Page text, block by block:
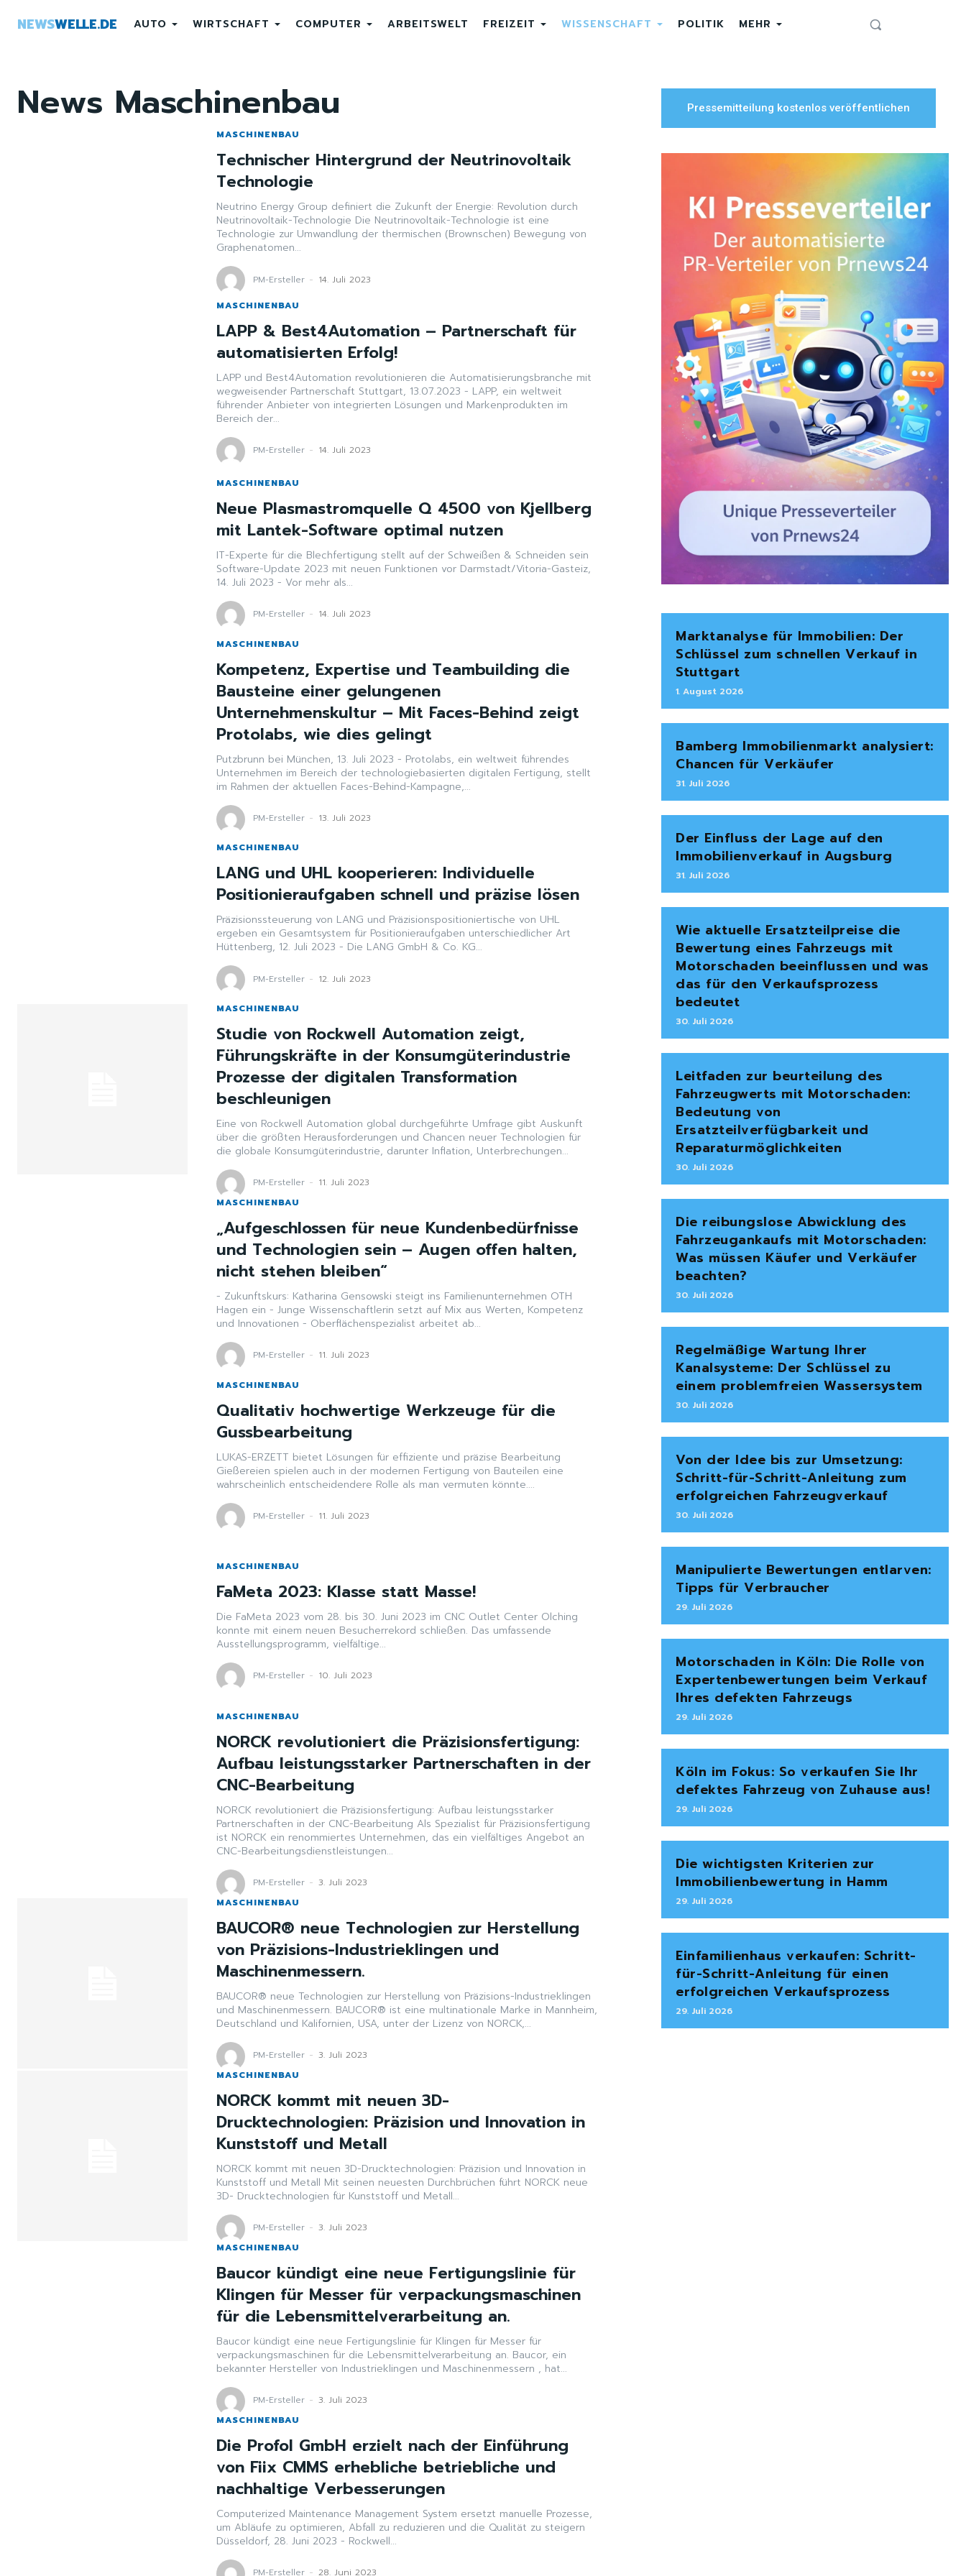
NEWSWELLE.DE AUTO WIRTSCHAFT COMPUTER ARBEITSWELT FREIZEIT WISSENSCHAFT POLITIK MEHR
News Maschinenbau
MASCHINENBAU
Technischer Hintergrund der Neutrinovoltaik
Technologie
Neutrino Energy Group definiert die Zukunft der Energie: Revolution durch
Neutrinovoltaik-Technologie Die Neutrinovoltaik-Technologie ist eine
Technologie zur Umwandlung der thermischen (Brownschen) Bewegung von
Graphenatomen...
PM-Ersteller - 14. Juli 2023
MASCHINENBAU
LAPP & Best4Automation – Partnerschaft für
automatisierten Erfolg!
LAPP und Best4Automation revolutionieren die Automatisierungsbranche mit
wegweisender Partnerschaft Stuttgart, 13.07.2023 - LAPP, ein weltweit
führender Anbieter von integrierten Lösungen und Markenprodukten im
Bereich der...
PM-Ersteller - 14. Juli 2023
MASCHINENBAU
Neue Plasmastromquelle Q 4500 von Kjellberg
mit Lantek-Software optimal nutzen
IT-Experte für die Blechfertigung stellt auf der Schweißen & Schneiden sein
Software-Update 2023 mit neuen Funktionen vor Darmstadt/Vitoria-Gasteiz,
14. Juli 2023 - Vor mehr als...
PM-Ersteller - 14. Juli 2023
MASCHINENBAU
Kompetenz, Expertise und Teambuilding die
Bausteine einer gelungenen
Unternehmenskultur – Mit Faces-Behind zeigt
Protolabs, wie dies gelingt
Putzbrunn bei München, 13. Juli 2023 - Protolabs, ein weltweit führendes
Unternehmen im Bereich der technologiebasierten digitalen Fertigung, stellt
im Rahmen der aktuellen Faces-Behind-Kampagne,...
PM-Ersteller - 13. Juli 2023
MASCHINENBAU
LANG und UHL kooperieren: Individuelle
Positionieraufgaben schnell und präzise lösen
Präzisionssteuerung von LANG und Präzisionspositioniertische von UHL
ergeben ein Gesamtsystem für Positionieraufgaben unterschiedlicher Art
Hüttenberg, 12. Juli 2023 - Die LANG GmbH & Co. KG...
PM-Ersteller - 12. Juli 2023
MASCHINENBAU
Studie von Rockwell Automation zeigt,
Führungskräfte in der Konsumgüterindustrie
Prozesse der digitalen Transformation
beschleunigen
Eine von Rockwell Automation global durchgeführte Umfrage gibt Auskunft
über die größten Herausforderungen und Chancen neuer Technologien für
die globale Konsumgüterindustrie, darunter Inflation, Unterbrechungen...
PM-Ersteller - 11. Juli 2023
MASCHINENBAU
„Aufgeschlossen für neue Kundenbedürfnisse
und Technologien sein – Augen offen halten,
nicht stehen bleiben“
- Zukunftskurs: Katharina Gensowski steigt ins Familienunternehmen OTH
Hagen ein - Junge Wissenschaftlerin setzt auf Mix aus Werten, Kompetenz
und Innovationen - Oberflächenspezialist arbeitet ab...
PM-Ersteller - 11. Juli 2023
MASCHINENBAU
Qualitativ hochwertige Werkzeuge für die
Gussbearbeitung
LUKAS-ERZETT bietet Lösungen für effiziente und präzise Bearbeitung
Gießereien spielen auch in der modernen Fertigung von Bauteilen eine
wahrscheinlich entscheidendere Rolle als man vermuten könnte....
PM-Ersteller - 11. Juli 2023
MASCHINENBAU
FaMeta 2023: Klasse statt Masse!
Die FaMeta 2023 vom 28. bis 30. Juni 2023 im CNC Outlet Center Olching
konnte mit einem neuen Besucherrekord schließen. Das umfassende
Ausstellungsprogramm, vielfältige...
PM-Ersteller - 10. Juli 2023
MASCHINENBAU
NORCK revolutioniert die Präzisionsfertigung:
Aufbau leistungsstarker Partnerschaften in der
CNC-Bearbeitung
NORCK revolutioniert die Präzisionsfertigung: Aufbau leistungsstarker
Partnerschaften in der CNC-Bearbeitung Als Spezialist für Präzisionsfertigung
ist NORCK ein renommiertes Unternehmen, das ein vielfältiges Angebot an
CNC-Bearbeitungsdienstleistungen...
PM-Ersteller - 3. Juli 2023
MASCHINENBAU
BAUCOR® neue Technologien zur Herstellung
von Präzisions-Industrieklingen und
Maschinenmessern.
BAUCOR® neue Technologien zur Herstellung von Präzisions-Industrieklingen
und Maschinenmessern. BAUCOR® ist eine multinationale Marke in Mannheim,
Deutschland und Kalifornien, USA, unter der Lizenz von NORCK,...
PM-Ersteller - 3. Juli 2023
MASCHINENBAU
NORCK kommt mit neuen 3D-
Drucktechnologien: Präzision und Innovation in
Kunststoff und Metall
NORCK kommt mit neuen 3D-Drucktechnologien: Präzision und Innovation in
Kunststoff und Metall Mit seinen neuesten Durchbrüchen führt NORCK neue
3D- Drucktechnologien für Kunststoff und Metall...
PM-Ersteller - 3. Juli 2023
MASCHINENBAU
Baucor kündigt eine neue Fertigungslinie für
Klingen für Messer für verpackungsmaschinen
für die Lebensmittelverarbeitung an.
Baucor kündigt eine neue Fertigungslinie für Klingen für Messer für
verpackungsmaschinen für die Lebensmittelverarbeitung an. Baucor, ein
bekannter Hersteller von Industrieklingen und Maschinenmessern , hat...
PM-Ersteller - 3. Juli 2023
MASCHINENBAU
Die Profol GmbH erzielt nach der Einführung
von Fiix CMMS erhebliche betriebliche und
nachhaltige Verbesserungen
Computerized Maintenance Management System ersetzt manuelle Prozesse,
um Abläufe zu optimieren, Abfall zu reduzieren und die Qualität zu steigern
Düsseldorf, 28. Juni 2023 - Rockwell...
PM-Ersteller - 28. Juni 2023
Pressemitteilung kostenlos veröffentlichen
Marktanalyse für Immobilien: Der
Schlüssel zum schnellen Verkauf in
Stuttgart
1. August 2026
Bamberg Immobilienmarkt analysiert:
Chancen für Verkäufer
31. Juli 2026
Der Einfluss der Lage auf den
Immobilienverkauf in Augsburg
31. Juli 2026
Wie aktuelle Ersatzteilpreise die
Bewertung eines Fahrzeugs mit
Motorschaden beeinflussen und was
das für den Verkaufsprozess
bedeutet
30. Juli 2026
Leitfaden zur beurteilung des
Fahrzeugwerts mit Motorschaden:
Bedeutung von
Ersatzteilverfügbarkeit und
Reparaturmöglichkeiten
30. Juli 2026
Die reibungslose Abwicklung des
Fahrzeugankaufs mit Motorschaden:
Was müssen Käufer und Verkäufer
beachten?
30. Juli 2026
Regelmäßige Wartung Ihrer
Kanalsysteme: Der Schlüssel zu
einem problemfreien Wassersystem
30. Juli 2026
Von der Idee bis zur Umsetzung:
Schritt-für-Schritt-Anleitung zum
erfolgreichen Fahrzeugverkauf
30. Juli 2026
Manipulierte Bewertungen entlarven:
Tipps für Verbraucher
29. Juli 2026
Motorschaden in Köln: Die Rolle von
Expertenbewertungen beim Verkauf
Ihres defekten Fahrzeugs
29. Juli 2026
Köln im Fokus: So verkaufen Sie Ihr
defektes Fahrzeug von Zuhause aus!
29. Juli 2026
Die wichtigsten Kriterien zur
Immobilienbewertung in Hamm
29. Juli 2026
Einfamilienhaus verkaufen: Schritt-
für-Schritt-Anleitung für einen
erfolgreichen Verkaufsprozess
29. Juli 2026